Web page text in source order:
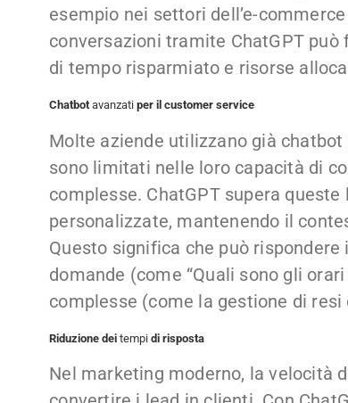
esempio nei settori dell’e-
conversazioni tramite ChatGPT
di tempo risparmiato e risorse
Chatbotavanzati per il customer service
Molte aziende utilizzano già
sono limitati nelle loro capacità di
complesse. ChatGPT supera
personalizzate, mantenendo il
Questo significa che può
domande (come “Quali sono gli
complesse (come la gestione di
Riduzione dei tempi di risposta
Nel marketing moderno, la velocità